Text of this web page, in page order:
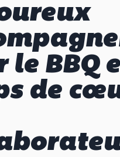
le BBQ
de